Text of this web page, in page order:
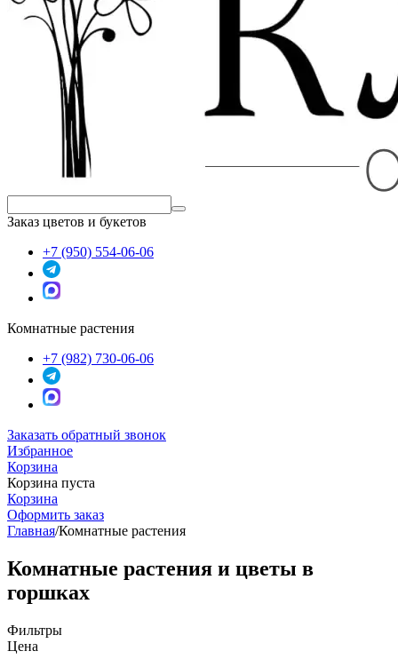
Заказ цветов и букетов
+7 (950) 554-06-06
Комнатные растения
+7 (982) 730-06-06
Заказать обратный звонок
Избранное
Корзина
Корзина пуста
Корзина
Оформить заказ
Главная/Комнатные растения
Комнатные растения и цветы в
горшках
Фильтры
Цена